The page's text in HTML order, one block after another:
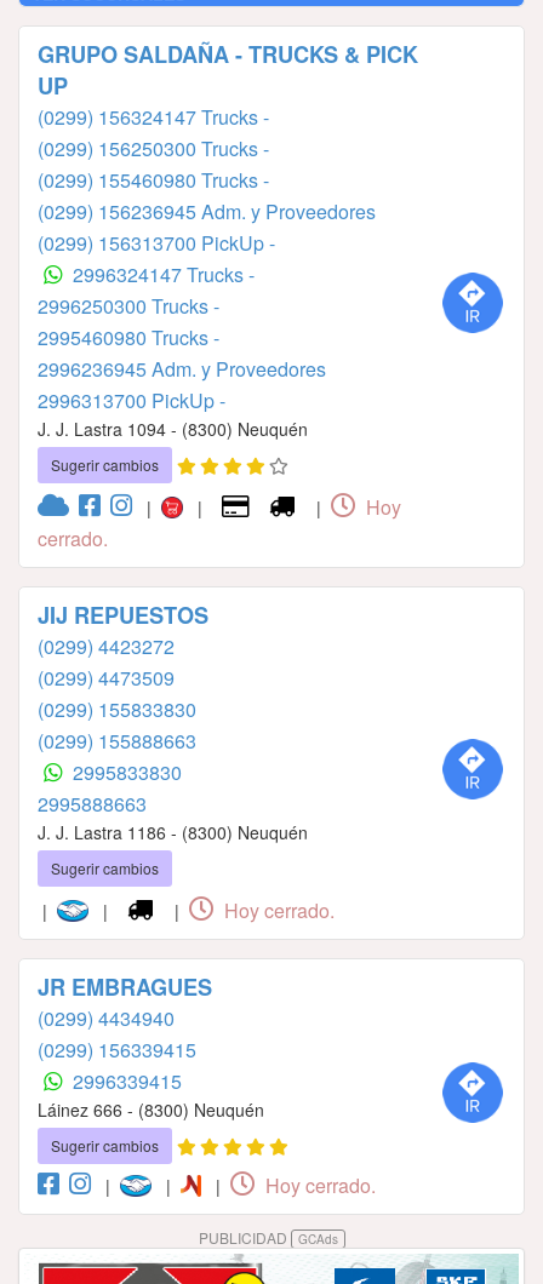
GRUPO SALDAÑA - TRUCKS & PICK
UP
(0299) 156324147 Trucks -
(0299) 156250300 Trucks -
(0299) 155460980 Trucks -
(0299) 156236945 Adm. y Proveedores
(0299) 156313700 PickUp -
2996324147 Trucks -
2996250300 Trucks -
2995460980 Trucks -
2996236945 Adm. y Proveedores
2996313700 PickUp -
J. J. Lastra 1094 - (8300) Neuquén
Sugerir cambios
| | |
Hoy
cerrado.
JIJ REPUESTOS
(0299) 4423272
(0299) 4473509
(0299) 155833830
(0299) 155888663
2995833830
2995888663
J. J. Lastra 1186 - (8300) Neuquén
Sugerir cambios
| | | Hoy cerrado.
JR EMBRAGUES
(0299) 4434940
(0299) 156339415
2996339415
Láinez 666 - (8300) Neuquén
Sugerir cambios
| | | Hoy cerrado.
PUBLICIDAD GCAds